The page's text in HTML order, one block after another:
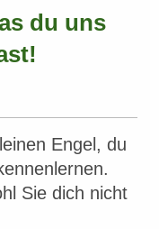
du uns
Engel, du
Sie dich nicht